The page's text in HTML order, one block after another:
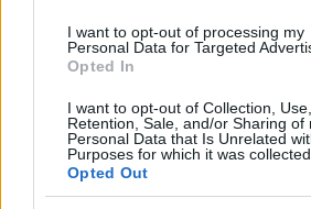
I want to opt-out of processing my
Personal Data for Targeted
Opted In
I want to opt-out of Collection, Use,
Retention, Sale, and/or Sharing of
Personal Data that Is Unrelated
Purposes for which it was collected.
Opted Out
01.06.24
παραλία της Κρήτης